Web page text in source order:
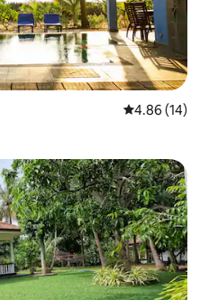
Calificación
4.86 (14)